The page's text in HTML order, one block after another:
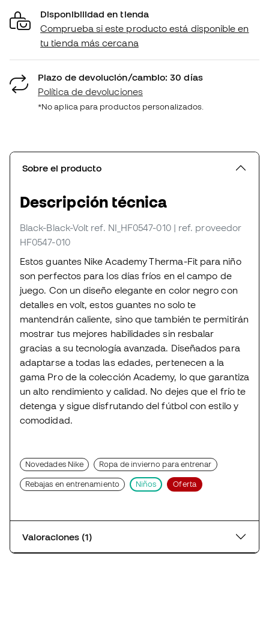
Disponibilidad en tienda
Comprueba si este producto está disponible en
tu tienda más cercana
Plazo de devolución/cambio: 30 días
Política de devoluciones
*No aplica para productos personalizados.
Sobre el producto
Descripción técnica
Black-Black-Volt ref. NI_HF0547-010 | ref. proveedor
HF0547-010
Estos guantes Nike Academy Therma-Fit para niño
son perfectos para los días fríos en el campo de
juego. Con un diseño elegante en color negro con
detalles en volt, estos guantes no solo te
mantendrán caliente, sino que también te permitirán
mostrar tus mejores habilidades sin resbalar
gracias a su tecnología avanzada. Diseñados para
adaptarse a todas las edades, pertenecen a la
gama Pro de la colección Academy, lo que garantiza
un alto rendimiento y calidad. No dejes que el frío te
detenga y sigue disfrutando del fútbol con estilo y
comodidad.
Novedades Nike Ropa de invierno para entrenar
Rebajas en entrenamiento Niños Oferta
Valoraciones (1)